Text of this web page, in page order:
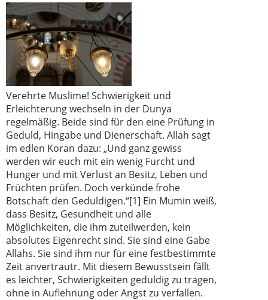
Verehrte Muslime! Schwierigkeit und
Erleichterung wechseln in der Dunya
regelmäßig. Beide sind für den eine Prüfung in
Geduld, Hingabe und Dienerschaft. Allah sagt
im edlen Koran dazu: „Und ganz gewiss
werden wir euch mit ein wenig Furcht und
Hunger und mit Verlust an Besitz, Leben und
Früchten prüfen. Doch verkünde frohe
Botschaft den Geduldigen.“[1] Ein Mumin weiß,
dass Besitz, Gesundheit und alle
Möglichkeiten, die ihm zuteilwerden, kein
absolutes Eigenrecht sind. Sie sind eine Gabe
Allahs. Sie sind ihm nur für eine festbestimmte
Zeit anvertrautr. Mit diesem Bewusstsein fällt
es leichter, Schwierigkeiten geduldig zu tragen,
ohne in Auflehnung oder Angst zu verfallen.